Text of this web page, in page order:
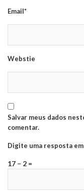
Email*
Webstie
Salvar meus dados
comentar.
Digite uma resposta
17 − 2 =